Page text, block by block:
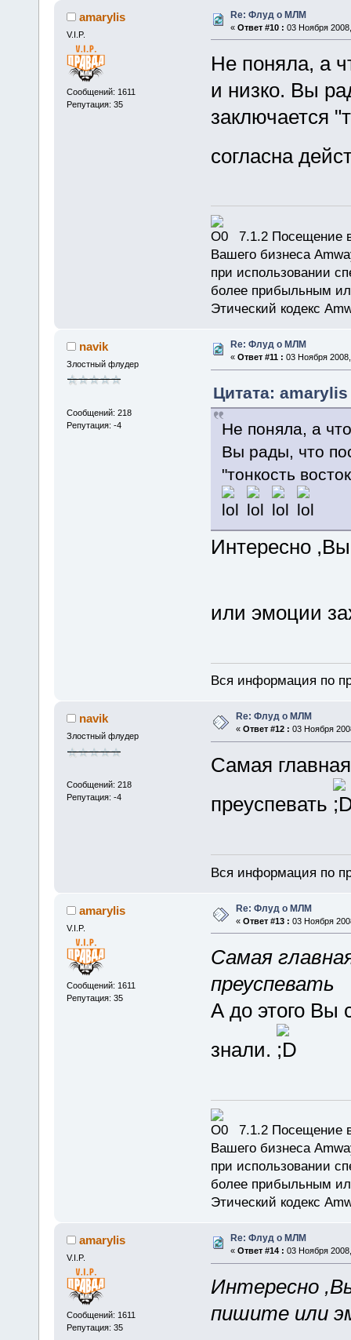
amarylis
V.I.P.
Сообщений: 1611
Репутация: 35
Re: Флуд о МЛМ
« Ответ #10 : 03 Ноября
Не поняла, а
и низко. Вы
заключается
согласна
7.1.2 Посещение
Вашего бизнеса
при использовании
более прибыльным
Этический кодекс
navik
Злостный флудер
Сообщений: 218
Репутация: -4
Re: Флуд о МЛМ
« Ответ #11 : 03 Ноября
Цитата:
Не поняла, а
Вы рады, что
"тонкость
Интересно
или эмоции
Вся информация по
navik
Злостный флудер
Сообщений: 218
Репутация: -4
Re: Флуд о МЛМ
« Ответ #12 : 03 Ноября
Самая
преуспевать
Вся информация по
amarylis
V.I.P.
Сообщений: 1611
Репутация: 35
Re: Флуд о МЛМ
« Ответ #13 : 03 Ноября
Самая
преуспевать
А до этого Вы
знали.
7.1.2 Посещение
Вашего бизнеса
при использовании
более прибыльным
Этический кодекс
amarylis
V.I.P.
Сообщений: 1611
Репутация: 35
Re: Флуд о МЛМ
« Ответ #14 : 03 Ноября
Интересно
пишите или